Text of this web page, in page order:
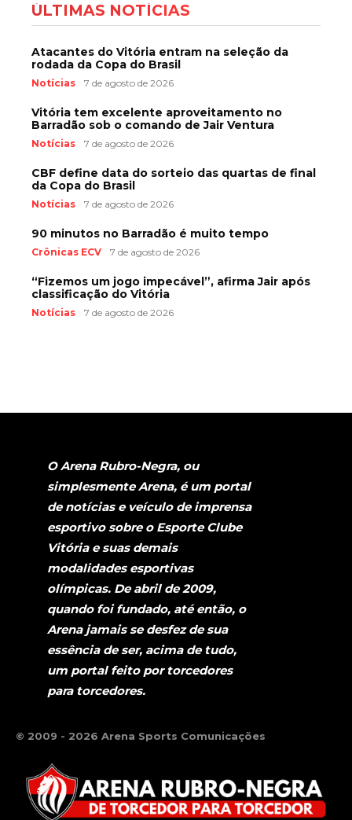
ÚLTIMAS NOTÍCIAS
Atacantes do Vitória entram na seleção da
rodada da Copa do Brasil
Notícias 7 de agosto de 2026
Vitória tem excelente aproveitamento no
Barradão sob o comando de Jair Ventura
Notícias 7 de agosto de 2026
CBF define data do sorteio das quartas de final
da Copa do Brasil
Notícias 7 de agosto de 2026
90 minutos no Barradão é muito tempo
Crônicas ECV 7 de agosto de 2026
“Fizemos um jogo impecável”, afirma Jair após
classificação do Vitória
Notícias 7 de agosto de 2026
O Arena Rubro-Negra, ou
simplesmente Arena, é um portal
de notícias e veículo de imprensa
esportivo sobre o Esporte Clube
Vitória e suas demais
modalidades esportivas
olímpicas. De abril de 2009,
quando foi fundado, até então, o
Arena jamais se desfez de sua
essência de ser, acima de tudo,
um portal feito por torcedores
para torcedores.
© 2009 - 2026 Arena Sports Comunicações